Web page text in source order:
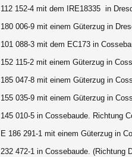
112 152-4 mit dem IRE18335 in
180 006-9 mit einem Güterzug in
101 088-3 mit dem EC173 in
152 115-2 mit einem Güterzug in
185 047-8 mit einem Güterzug in
155 035-9 mit einem Güterzug in
145 010-5 in Cossebaude. Richtung
E 186 291-1 mit einem Güterzug in
232 472-1 in Cossebaude. (Richtung